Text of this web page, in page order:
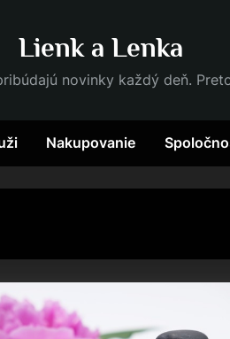
Lienk a Lenka
novinky každý deň.
Nakupovanie